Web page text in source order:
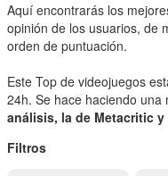
Aquí encontrarás los
opinión de los usuarios, de
orden de puntuación.
Este Top de videojuegos
24h. Se hace haciendo una
análisis, la de Metacritic
Filtros